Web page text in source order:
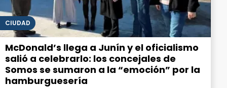
CIUDAD
McDonald’s llega a Junín y el oficialismo
salió a celebrarlo: los concejales de
Somos se sumaron a la “emoción” por la
hamburguesería